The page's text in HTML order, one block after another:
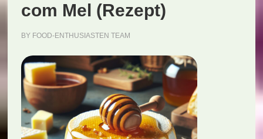
com Mel (Rezept)
BY FOOD-ENTHUSIASTEN TEAM